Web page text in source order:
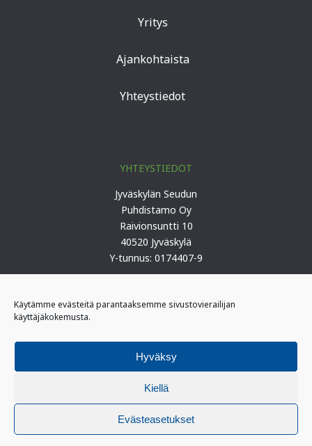
Käytämme evästeitä parantaaksemme sivustovierailijan
käyttäjäkokemusta.
Hyväksy
Kiellä
Evästeasetukset
Yritys
Ajankohtaista
Yhteystiedot
YHTEYSTIEDOT
Jyväskylän Seudun
Puhdistamo Oy
Raivionsuntti 10
40520 Jyväskylä
Y-tunnus: 0174407-9
I-päivystäjä: 0400 406 340
(kiireelliset ilmoitukset)
II-päivystäjä: 0400 406 341